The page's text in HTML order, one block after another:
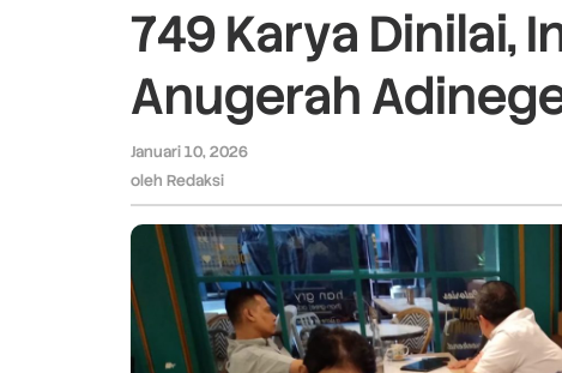
Ini
Dia
5
Karya
2025
749 Karya Dinilai,
Anugerah
Januari 10, 2026
oleh Redaksi